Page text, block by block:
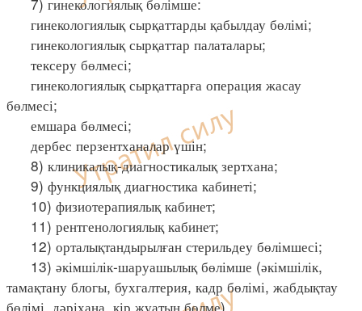
гинекологиялық сырқаттарды қабылдау бөлімі;
гинекологиялық сырқаттар палаталары;
тексеру бөлмесі;
гинекологиялық сырқаттарға операция жасау
бөлмесі;
емшара бөлмесі;
дербес перзентханалар үшін;
8) клиникалық-диагностикалық зертхана;
9) функциялық диагностика кабинеті;
10) физиотерапиялық кабинет;
11) рентгенологиялық кабинет;
12) орталықтандырылған стерильдеу бөлімшесі;
13) әкімшілік-шаруашылық бөлімше (әкімшілік,
тамақтану блогы, бухгалтерия, кадр бөлімі, жабдықтау
бөлімі, дәріхана, кір жуатын бөлме).